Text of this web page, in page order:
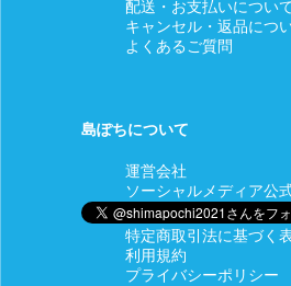
配送・お支払いについ
キャンセル・返品につ
よくあるご質問
島ぽちについて
運営会社
ソーシャルメディア公
特定商取引法に基づく
利用規約
プライバシーポリシー